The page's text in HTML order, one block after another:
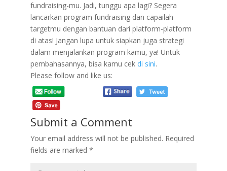
fundraising-mu. Jadi, tunggu apa lagi? Segera
lancarkan program fundraising dan capailah
targetmu dengan bantuan dari platform-platform
di atas! Jangan lupa untuk siapkan juga strategi
dalam menjalankan program kamu, ya! Untuk
pembahasannya, bisa kamu cekdi sini.
Please follow and like us:
Submit a Comment
Your email address will not be published. Required
fields are marked *